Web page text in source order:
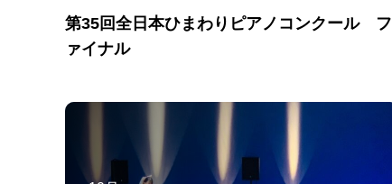
第35回全日本ひまわりピアノコンクール フ
ァイナル